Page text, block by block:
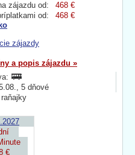
zájazdu od:
468 €
od:
468 €
zájazdy
a popis zájazdu »
5 dňové
€